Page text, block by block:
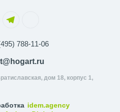
788-11-06
дом 18, корпус 1,
idem.agency